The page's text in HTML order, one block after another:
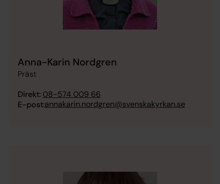
Anna-Karin Nordgren
Präst
Direkt: 08-574 009 66
E-post:annakarin.nordgren@svenskakyrkan.se